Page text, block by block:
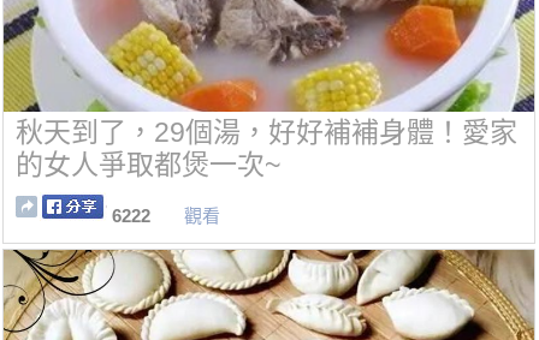
秋天到了，29個湯，好好補補身體！愛家
的女人爭取都煲一次~
6222 觀看